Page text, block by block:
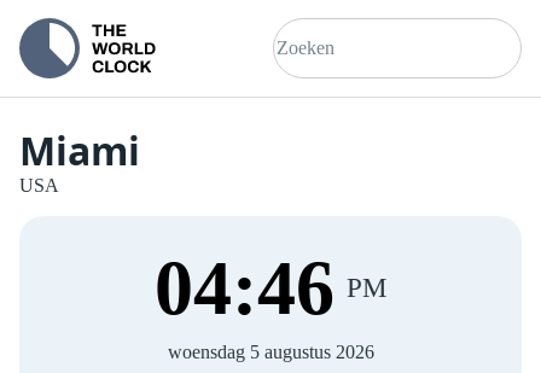
Miami
USA
04:47 PM
woensdag 5 augustus 2026